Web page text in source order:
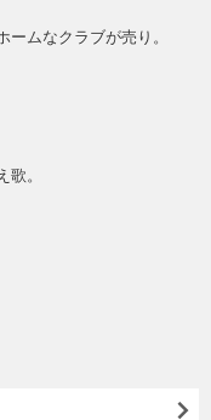
ムなクラブが売り。
。